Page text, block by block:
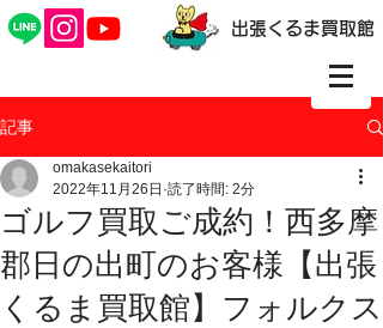
出張くるま買取館
記事
ゴルフ買取ご成約！西多摩
郡日の出町のお客様【出張
くるま買取館】フォルクス
omakasekaitori
2022年11月26日 読了時間: 2分